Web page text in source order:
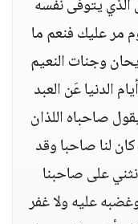
يتوفى نفسه
مر عليك فنعم ما
وجنات النعيم
الدنيا عَن العبد
صاحباه اللذان
لنا صاحبا وقد
على صاحبنا
عليه ولا غفر